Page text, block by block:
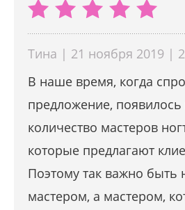
Тина | 21 ноября 2019 |
В наше время, когда
предложение,
количество мастеров
которые предлагают
Поэтому так важно быть
мастером, а мастером,